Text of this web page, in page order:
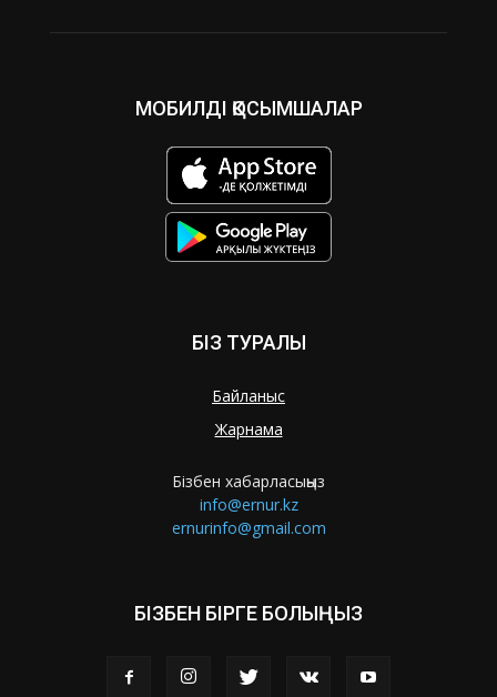
МОБИЛДІ ҚОСЫМШАЛАР
БІЗ ТУРАЛЫ
Байланыс
Жарнама
Бізбен хабарласыңыз
info@ernur.kz
ernurinfo@gmail.com
БІЗБЕН БІРГЕ БОЛЫҢЫЗ